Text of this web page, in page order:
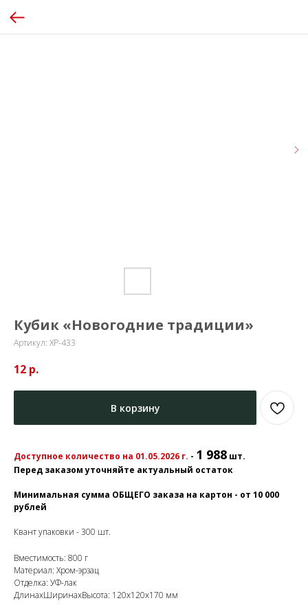
Кубик «Новогодние традиции»
Артикул: ХР-433
12 р.
В корзину
Доступное количество на 01.05.2026 г. - 1 988 шт.
Перед заказом уточняйте актуальный остаток
Минимальная сумма ОБЩЕГО заказа на картон - от 10 000
рублей
Квант упаковки - 300 шт.
Вместимость: 800 г
Материал: Хром-эрзац
Отделка: УФ-лак
ДлинахШиринахВысота: 120х120х170 мм